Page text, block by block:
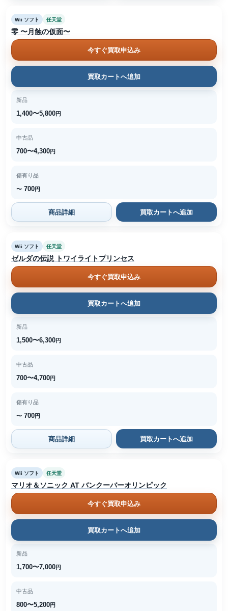
Wii ソフト 任天堂
零 〜月蝕の仮面〜
今すぐ買取申込み
買取カートへ追加
新品
1,400〜5,800円
中古品
700〜4,300円
傷有り品
〜 700円
商品詳細 買取カートへ追加
Wii ソフト 任天堂
ゼルダの伝説 トワイライトプリンセス
今すぐ買取申込み
買取カートへ追加
新品
1,500〜6,300円
中古品
700〜4,700円
傷有り品
〜 700円
商品詳細 買取カートへ追加
Wii ソフト 任天堂
マリオ＆ソニック AT バンクーバーオリンピック
今すぐ買取申込み
買取カートへ追加
新品
1,700〜7,000円
中古品
800〜5,200円